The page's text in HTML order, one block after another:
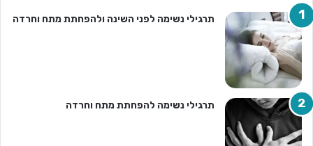
תרגילי נשימה לפני השינה ולהפחתת מתח וחרדה
תרגילי נשימה להפחתת מתח וחרדה